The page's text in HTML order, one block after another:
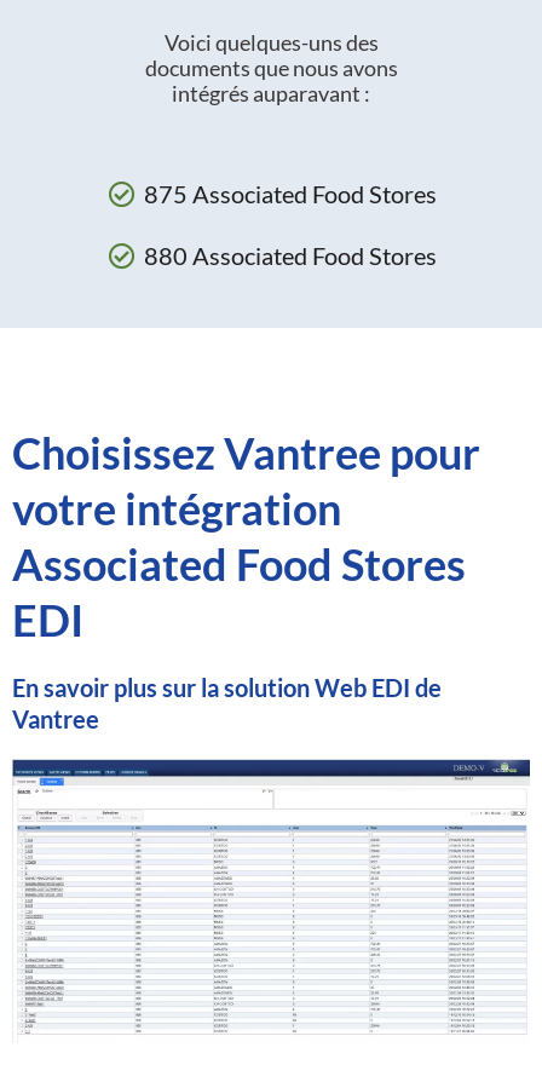
Voici quelques-uns des
documents que nous avons
intégrés auparavant :
875 Associated Food Stores
880 Associated Food Stores
Choisissez Vantree pour
votre intégration
Associated Food Stores
EDI
En savoir plus sur la solution Web EDI de
Vantree